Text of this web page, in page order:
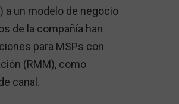
a un modelo de negocio
de la compañía han
para MSPs con
(RMM), como
canal.